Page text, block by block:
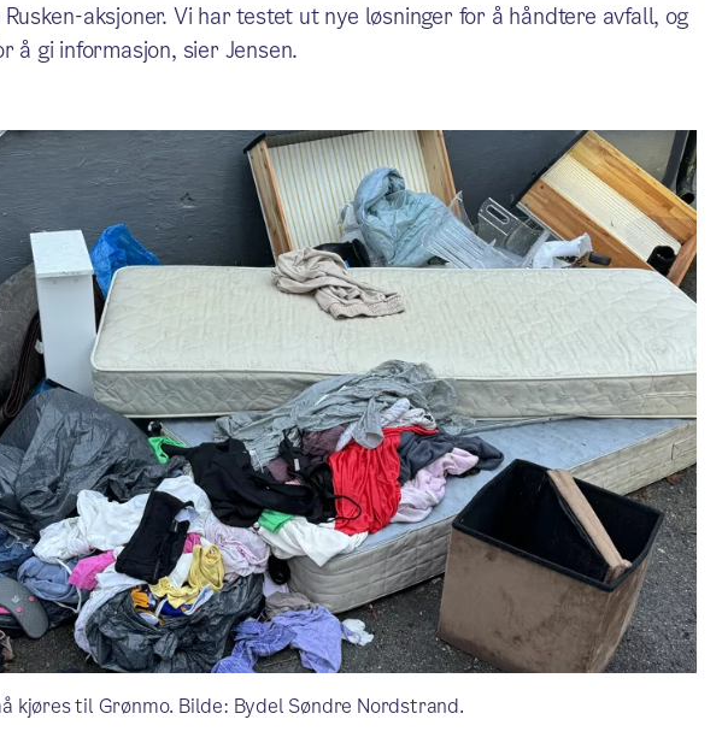
aksjoner. Vi har testet ut nye løsninger for å håndtere avfall, og
å gi informasjon, sier Jensen.
kjøres til Grønmo. Bilde: Bydel Søndre Nordstrand.